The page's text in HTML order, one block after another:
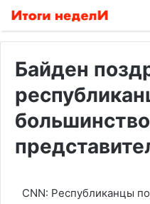
Байден
CNN: Республиканцы